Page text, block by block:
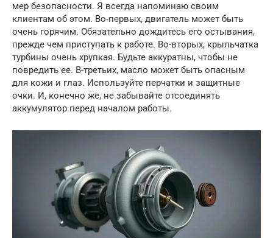
мер безопасности. Я всегда напоминаю своим
клиентам об этом. Во-первых, двигатель может быть
очень горячим. Обязательно дождитесь его остывания,
прежде чем приступать к работе. Во-вторых, крыльчатка
турбины очень хрупкая. Будьте аккуратны, чтобы не
повредить ее. В-третьих, масло может быть опасным
для кожи и глаз. Используйте перчатки и защитные
очки. И, конечно же, не забывайте отсоединять
аккумулятор перед началом работы.